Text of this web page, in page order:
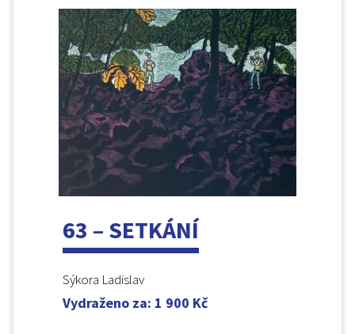
63 – SETKÁNÍ
Sýkora Ladislav
Vydraženo za: 1 900 Kč